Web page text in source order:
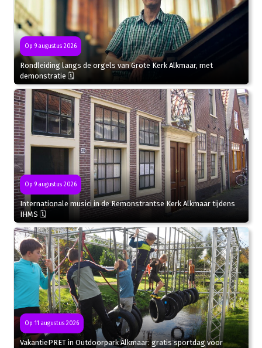
Op 9 augustus 2026
Rondleiding langs de orgels van Grote Kerk Alkmaar, met
demonstratie 🗓
Op 9 augustus 2026
Internationale musici in de Remonstrantse Kerk Alkmaar tijdens
IHMS 🗓
Op 11 augustus 2026
VakantiePRET in Outdoorpark Alkmaar: gratis sportdag voor